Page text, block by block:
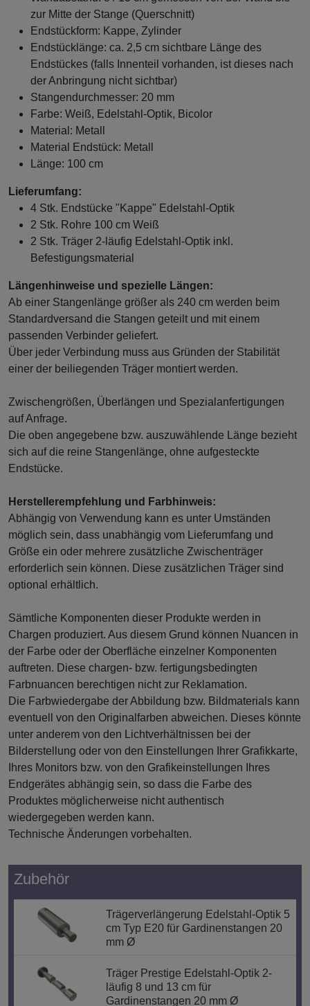
zur Mitte der Stange (Querschnitt)
Endstückform: Kappe, Zylinder
Endstücklänge: ca. 2,5 cm sichtbare Länge des
Endstückes (falls Innenteil vorhanden, ist dieses nach
der Anbringung nicht sichtbar)
Stangendurchmesser: 20 mm
Farbe: Weiß, Edelstahl-Optik, Bicolor
Material: Metall
Material Endstück: Metall
Länge: 100 cm
Lieferumfang:
4 Stk. Endstücke "Kappe" Edelstahl-Optik
2 Stk. Rohre 100 cm Weiß
2 Stk. Träger 2-läufig Edelstahl-Optik inkl.
Befestigungsmaterial
Längenhinweise und spezielle Längen:
Ab einer Stangenlänge größer als 240 cm werden beim
Standardversand die Stangen geteilt und mit einem
passenden Verbinder geliefert.
Über jeder Verbindung muss aus Gründen der Stabilität
einer der beiliegenden Träger montiert werden.
Zwischengrößen, Überlängen und Spezialanfertigungen
auf Anfrage.
Die oben angegebene bzw. auszuwählende Länge bezieht
sich auf die reine Stangenlänge, ohne aufgesteckte
Endstücke.
Herstellerempfehlung und Farbhinweis:
Abhängig von Verwendung kann es unter Umständen
möglich sein, dass unabhängig vom Lieferumfang und
Größe ein oder mehrere zusätzliche Zwischenträger
erforderlich sein können. Diese zusätzlichen Träger sind
optional erhältlich.
Sämtliche Komponenten dieser Produkte werden in
Chargen produziert. Aus diesem Grund können Nuancen in
der Farbe oder der Oberfläche einzelner Komponenten
auftreten. Diese chargen- bzw. fertigungsbedingten
Farbnuancen berechtigen nicht zur Reklamation.
Die Farbwiedergabe der Abbildung bzw. Bildmaterials kann
eventuell von den Originalfarben abweichen. Dieses könnte
unter anderem von den Lichtverhältnissen bei der
Bilderstellung oder von den Einstellungen Ihrer Grafikkarte,
Ihres Monitors bzw. von den Grafikeinstellungen Ihres
Endgerätes abhängig sein, so dass die Farbe des
Produktes möglicherweise nicht authentisch
wiedergegeben werden kann.
Technische Änderungen vorbehalten.
Zubehör
Trägerverlängerung Edelstahl-Optik 5
cm Typ E20 für Gardinenstangen 20
mm Ø
Träger Prestige Edelstahl-Optik 2-
läufig 8 und 13 cm für
Gardinenstangen 20 mm Ø